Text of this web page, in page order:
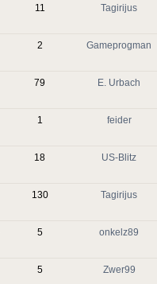
11 Tagirijus
2 Gameprogman
79 E. Urbach
1 feider
18 US-Blitz
130 Tagirijus
5 onkelz89
5 Zwer99